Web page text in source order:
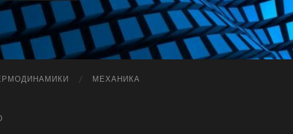
МЕХАНИКА